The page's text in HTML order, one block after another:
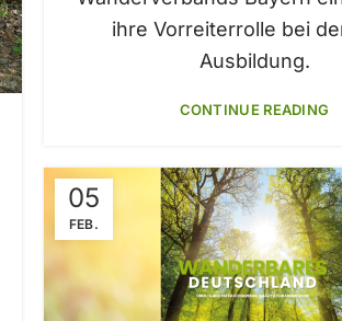
ihre Vorreiterrolle bei
Ausbildung.
CONTINUE READING
05
FEB.